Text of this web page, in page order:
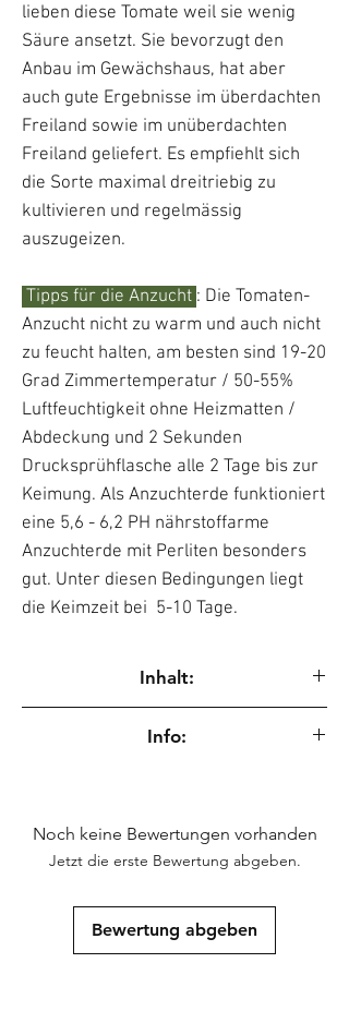
lieben diese Tomate weil sie wenig
Säure ansetzt. Sie bevorzugt den
Anbau im Gewächshaus, hat aber
auch gute Ergebnisse im überdachten
Freiland sowie im unüberdachten
Freiland geliefert. Es empfiehlt sich
die Sorte maximal dreitriebig zu
kultivieren und regelmässig
auszugeizen.
Tipps für die Anzucht : Die Tomaten-
Anzucht nicht zu warm und auch nicht
zu feucht halten, am besten sind 19-20
Grad Zimmertemperatur / 50-55%
Luftfeuchtigkeit ohne Heizmatten /
Abdeckung und 2 Sekunden
Drucksprühflasche alle 2 Tage bis zur
Keimung. Als Anzuchterde funktioniert
eine 5,6 - 6,2 PH nährstoffarme
Anzuchterde mit Perliten besonders
gut. Unter diesen Bedingungen liegt
die Keimzeit bei 5-10 Tage.
Inhalt:
Fremdbestäubung geschützt.
Info:
Noch keine Bewertungen vorhanden
Jetzt die erste Bewertung abgeben.
Bewertung abgeben